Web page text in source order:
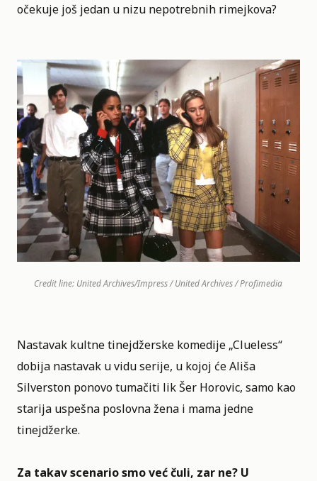
očekuje još jedan u nizu nepotrebnih rimejkova?
Credit line: United Archives/Impress / United Archives / Profimedia
Nastavak kultne tinejdžerske komedije „Clueless“
dobija nastavak u vidu serije, u kojoj će Ališa
Silverston ponovo tumačiti lik Šer Horovic, samo kao
starija uspešna poslovna žena i mama jedne
tinejdžerke.
Za takav scenario smo već čuli, zar ne? U